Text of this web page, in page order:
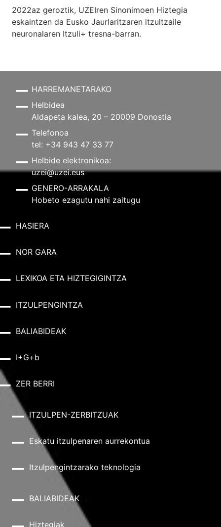
2022az geroztik, UZEIren Sinonimoen Hiztegia
eskaintzen da Eusko Jaurlaritzaren itzultzaile
neuronalaren Itzuli+ tresna-barran.
HARREMANETARAKO
Helbidea
Aldapeta kalea, 20 – 20009 Donostia
Telefonoa
tel: +34 943 47 33 77
Helbide elektronikoa:
uzei@uzei.eus
GENERO-ARRAKALA
Hobeto ezagutu nahi zaitugu
HASIERA
NOR GARA
LEXIKOA ETA HIZTEGIGINTZA
ITZULPENGINTZA
BALIABIDEAK
I+G+b
ZER BERRI
ITZULPEN-ZERBITZUAK
Eskatu itzulpenaren aurrekontua
Itzulpengintzarako teknologia
BALIABIDEAK
Hiztegiak